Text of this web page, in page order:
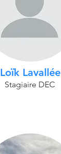
Loïk Lavallée
Stagiaire DEC